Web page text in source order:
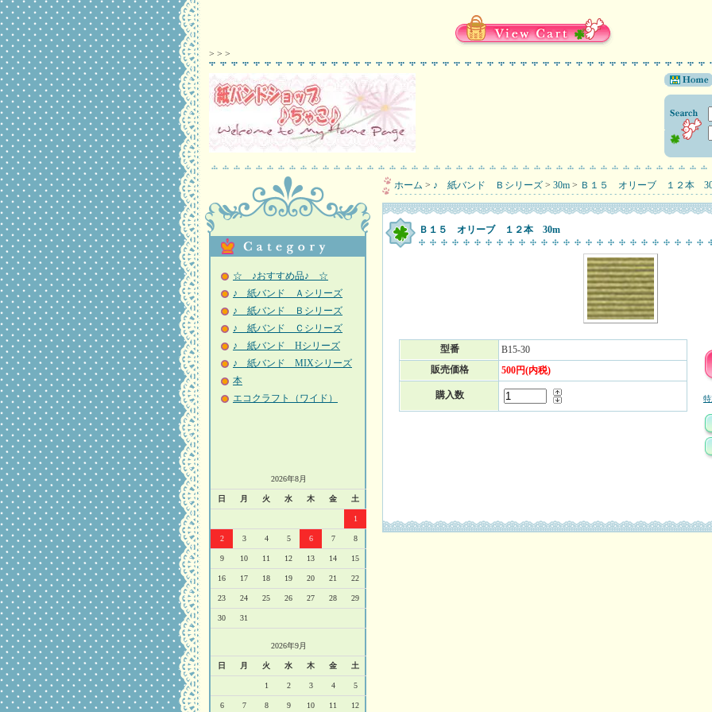
> > >
☆ ♪おすすめ品♪ ☆
♪ 紙バンド Ａシリーズ
♪ 紙バンド Ｂシリーズ
♪ 紙バンド Ｃシリーズ
♪ 紙バンド Hシリーズ
♪ 紙バンド MIXシリーズ
本
エコクラフト（ワイド）
2026年8月
日 月 火 水 木 金 土
1
2 3 4 5 6 7 8
9 10 11 12 13 14 15
16 17 18 19 20 21 22
23 24 25 26 27 28 29
30 31
2026年9月
日 月 火 水 木 金 土
1 2 3 4 5
6 7 8 9 10 11 12
ホーム > ♪ 紙バンド Ｂシリーズ > 30m > Ｂ１５ オリーブ １２本
Ｂ１５ オリーブ １２本 30m
型番
B15-30
販売価格
500円(内税)
購入数